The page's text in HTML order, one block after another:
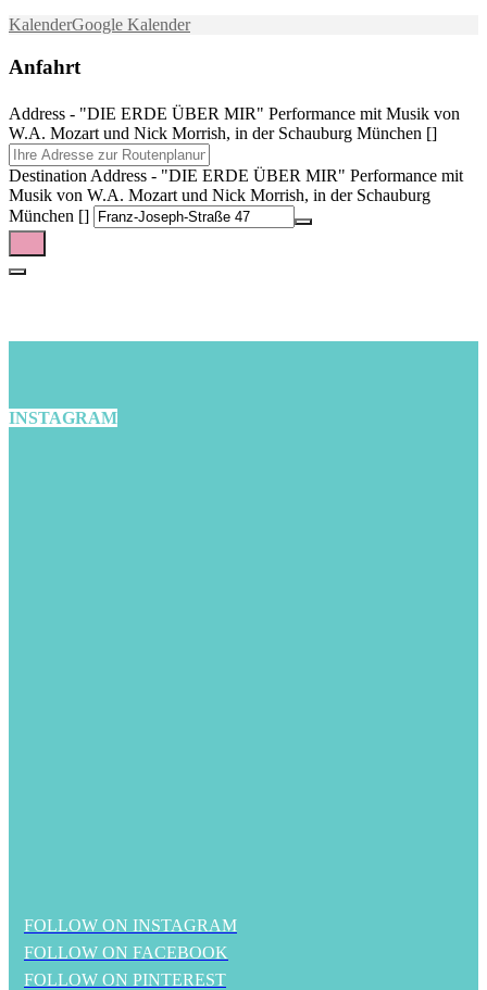
KalenderGoogle Kalender
Anfahrt
Address - "DIE ERDE ÜBER MIR" Performance mit Musik von
W.A. Mozart und Nick Morrish, in der Schauburg München []
Destination Address - "DIE ERDE ÜBER MIR" Performance mit
Musik von W.A. Mozart und Nick Morrish, in der Schauburg
München []
INSTAGRAM
FOLLOW ON INSTAGRAM
FOLLOW ON FACEBOOK
FOLLOW ON PINTEREST